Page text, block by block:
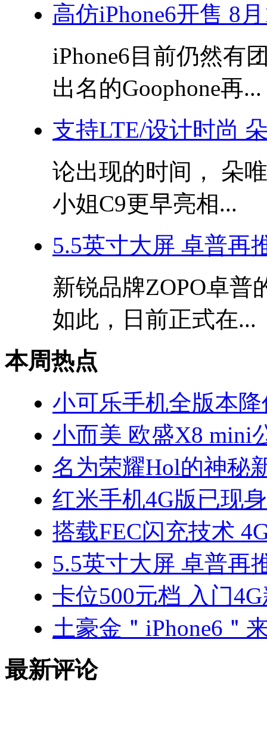
高仿iPhone6开售 8
iPhone6目前仍然有
出名的Goophone再...
支持LTE/设计时尚
论出现的时间， 朵
小姐C9更早亮相...
5.5英寸大屏 卓普再
新锐品牌ZOPO卓普
如此，日前正式在...
本周热点
小可乐手机全版本
小而美 欧盛X8 mini
名为荣耀Hol的神秘
红米手机4G版已现
搭载FEC闪充技术
5.5英寸大屏 卓普再
卡位500元档 入门
土豪金＂iPhone6＂
最新评论